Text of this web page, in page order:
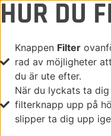
HUR DU
Knappen Filter
rad av möjligheter
du är ute efter.
När du lyckats ta
filterknapp upp på
slipper ta dig upp